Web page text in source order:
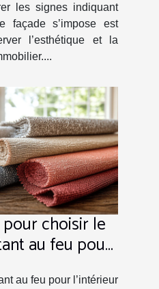
les signes indiquant
façade s’impose est
l’esthétique et la
choisir le
au feu pour
au feu pour l’intérieur